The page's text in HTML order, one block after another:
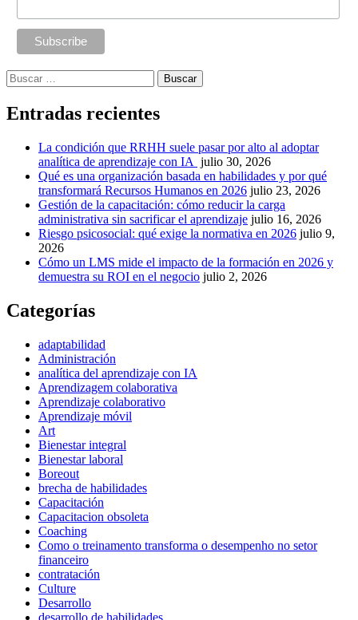
Buscar:
Entradas recientes
La condición que RRHH suele pasar por alto al adoptar
analítica de aprendizaje con IA julio 30, 2026
Qué es una organización basada en habilidades y por qué
transformará Recursos Humanos en 2026 julio 23, 2026
Gestión de la capacitación: cómo reducir la carga
administrativa sin sacrificar el aprendizaje julio 16, 2026
Riesgo psicosocial: qué exige la normativa en 2026 julio 9,
2026
Cómo un LMS mide el impacto de la formación en 2026 y
demuestra su ROI en el negocio julio 2, 2026
Categorías
adaptabilidad
Administración
analítica del aprendizaje con IA
Aprendizagem colaborativa
Aprendizaje colaborativo
Aprendizaje móvil
Art
Bienestar integral
Bienestar laboral
Boreout
brecha de habilidades
Capacitación
Capacitacion obsoleta
Coaching
Como o treinamento transforma o desempenho no setor
financeiro
contratación
Culture
Desarrollo
desarrollo de habilidades